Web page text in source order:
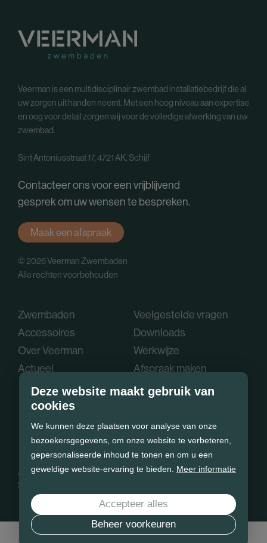
Deze website maakt gebruik van
cookies
We kunnen deze plaatsen voor analyse van onze
bezoekersgegevens, om onze website te verbeteren,
gepersonaliseerde inhoud te tonen en om u een
geweldige website-ervaring te bieden. Meer informatie
Beheer voorkeuren
Accepteer alles
Veerman is een multidisciplinair zwembad installatiebedrijf die al
uw zorgen uit handen neemt. Met een hoog niveau aan expertise
en oog voor detail zorgen wij voor de volledige afwerking van uw
zwembad.
Sint Antoniusstraat 17, 4721 AK, Schijf
Contacteer ons voor een vrijblijvend
gesprek om uw wensen te bespreken.
Maak een afspraak
© 2026 Veerman Zwembaden
Alle rechten voorbehouden
Zwembaden
Accessoires
Over Veerman
Actueel
Veelgestelde vragen
Downloads
Werkwijze
Afspraak maken
Algemene voorwaardenPrivacy policyCookie statement
Sitemap